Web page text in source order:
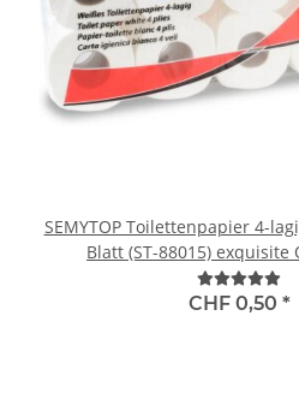
SEMYTOP Toilettenpapier 4-
Blatt (ST-88015)
Spitzenklasse
CHF 0,50 *